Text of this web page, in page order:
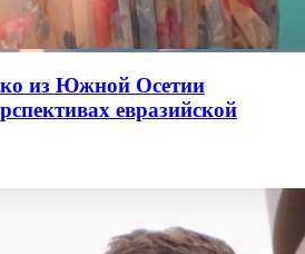
из Южной Осетии
евразийской